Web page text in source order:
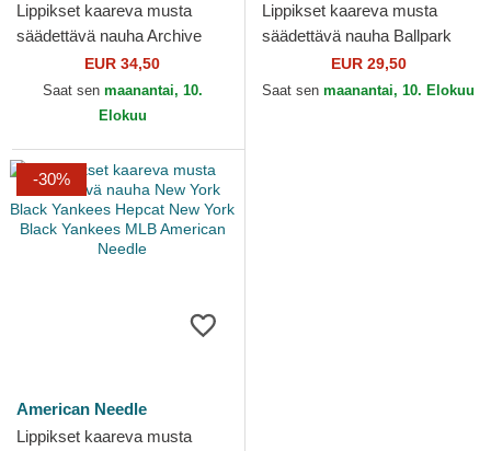
Lippikset kaareva musta
säädettävä nauha Archive
New York Black Yankees
MLB American Needle
EUR 34,50
Saat sen maanantai, 10.
Elokuu
Lippikset kaareva musta
säädettävä nauha Ballpark
New York Black Yankees
MLB American Needle
EUR 29,50
Saat sen maanantai, 10. Elokuu
-30%
American Needle
Lippikset kaareva musta